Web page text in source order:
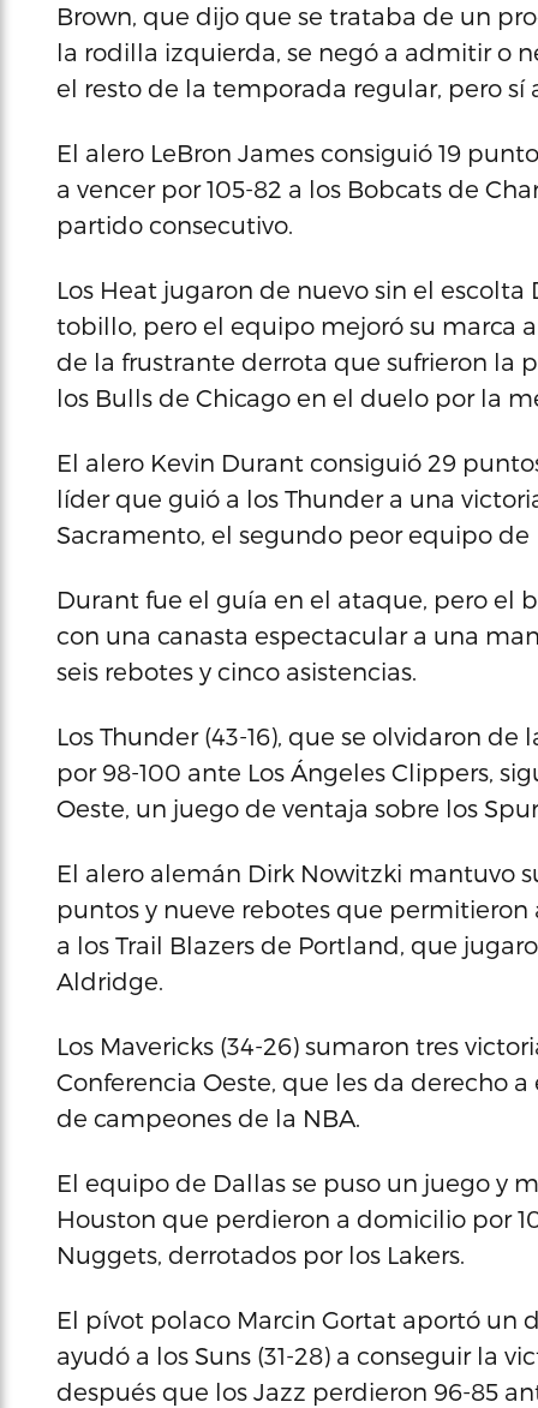
Brown, que dijo que se trataba de un
la rodilla izquierda, se negó a admitir o
el resto de la temporada regular, pero sí
El alero LeBron James consiguió 19
a vencer por 105-82 a los Bobcats de
partido consecutivo.
Los Heat jugaron de nuevo sin el
tobillo, pero el equipo mejoró su marca a
de la frustrante derrota que sufrieron la
los Bulls de Chicago en el duelo por la
El alero Kevin Durant consiguió 29
líder que guió a los Thunder a una
Sacramento, el segundo peor equipo de
Durant fue el guía en el ataque, pero el
con una canasta espectacular a una
seis rebotes y cinco asistencias.
Los Thunder (43-16), que se olvidaron
por 98-100 ante Los Ángeles Clippers,
Oeste, un juego de ventaja sobre los
El alero alemán Dirk Nowitzki mantuvo
puntos y nueve rebotes que permitieron
a los Trail Blazers de Portland, que
Aldridge.
Los Mavericks (34-26) sumaron tres
Conferencia Oeste, que les da derecho
de campeones de la NBA.
El equipo de Dallas se puso un juego y
Houston que perdieron a domicilio por
Nuggets, derrotados por los Lakers.
El pívot polaco Marcin Gortat aportó un
ayudó a los Suns (31-28) a conseguir la
después que los Jazz perdieron 96-85